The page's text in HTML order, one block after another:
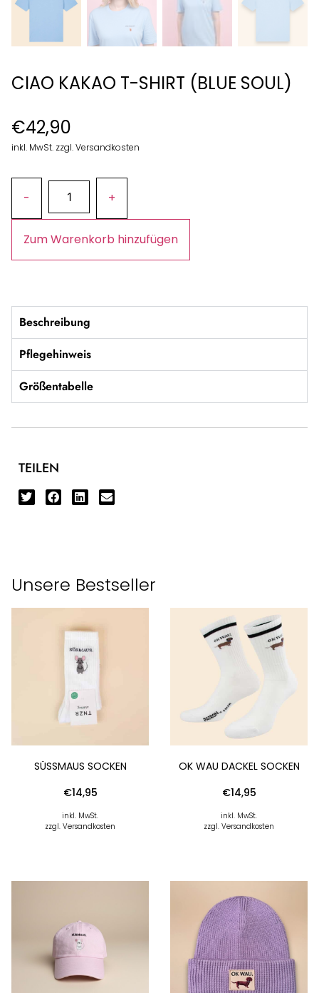
CIAO KAKAO T-SHIRT (BLUE SOUL)
€42,90
inkl. MwSt. zzgl. Versandkosten
Zum Warenkorb hinzufügen
Beschreibung
Pflegehinweis
Größentabelle
TEILEN
Unsere Bestseller
SÜSSMAUS SOCKEN
€14,95
inkl. MwSt.
zzgl. Versandkosten
OK WAU DACKEL SOCKEN
€14,95
inkl. MwSt.
zzgl. Versandkosten